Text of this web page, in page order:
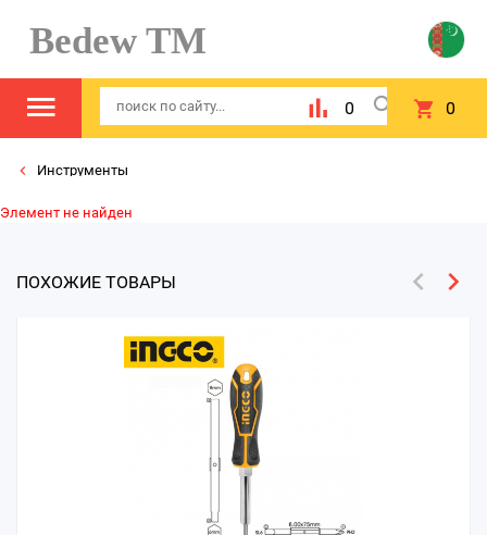
Bedew TM
0 0
Инструменты
Элемент не найден
ПОХОЖИЕ ТОВАРЫ